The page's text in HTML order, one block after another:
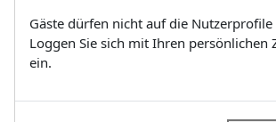
Gäste dürfen nicht auf die
Loggen Sie sich mit Ihren persönlichen
ein.